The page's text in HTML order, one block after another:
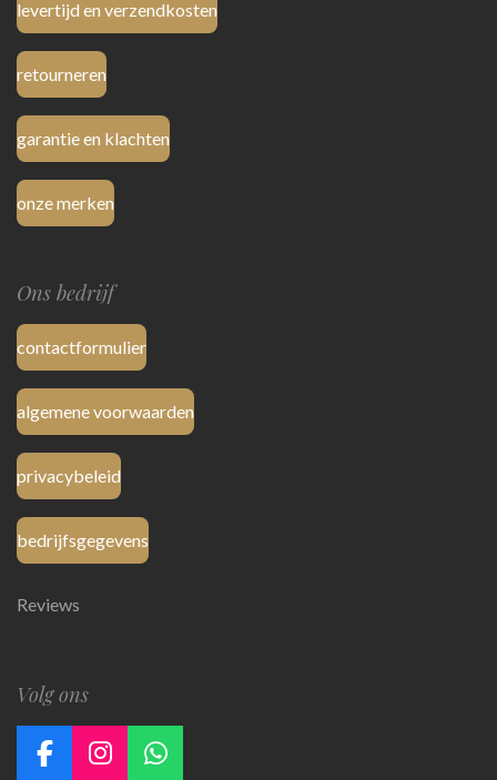
levertijd en verzendkosten
retourneren
garantie en klachten
onze merken
Ons bedrijf
contactformulier
algemene voorwaarden
privacybeleid
bedrijfsgegevens
Reviews
Volg ons
F
I
W